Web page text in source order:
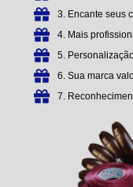
3. Encante seus
4. Mais
5.
6. Sua marca
7.